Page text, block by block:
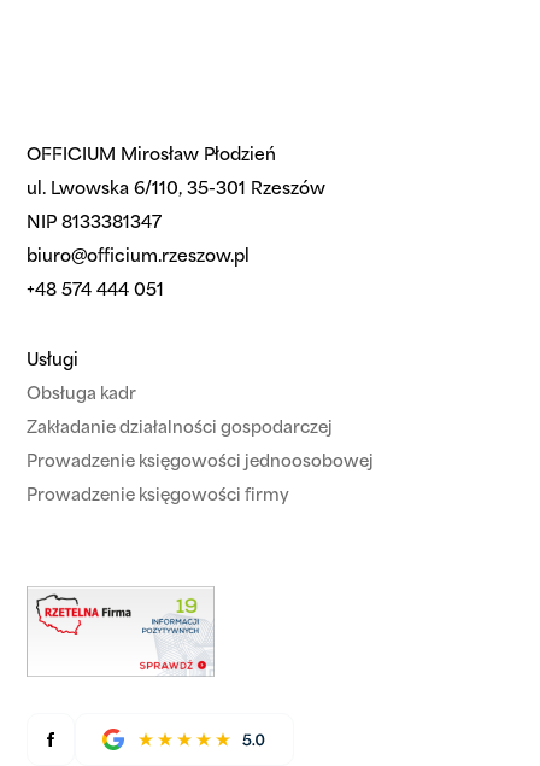
OFFICIUM Mirosław Płodzień
ul. Lwowska 6/110, 35-301 Rzeszów
NIP 8133381347
biuro@officium.rzeszow.pl
+48 574 444 051
Usługi
Obsługa kadr
Zakładanie działalności gospodarczej
Prowadzenie księgowości jednoosobowej
Prowadzenie księgowości firmy